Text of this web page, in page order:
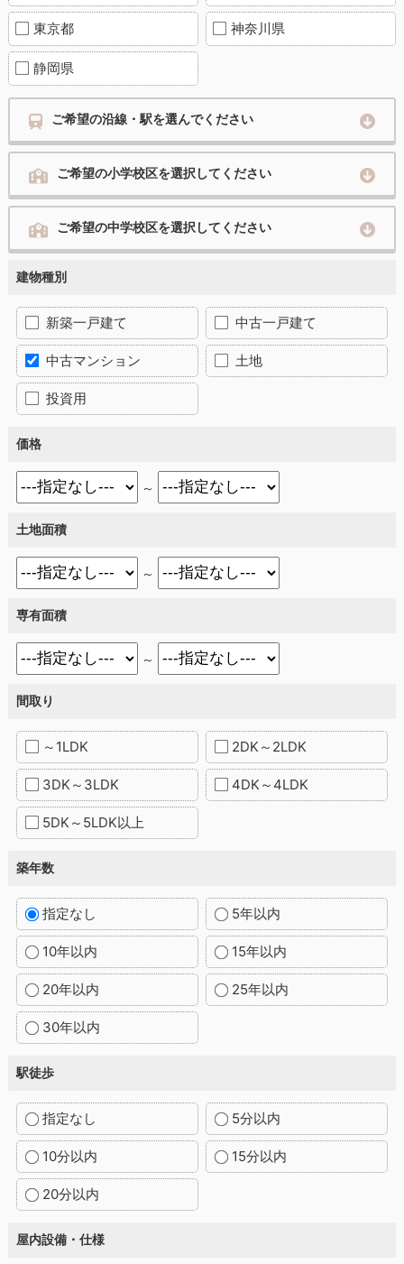
東京都 神奈川県
静岡県
ご希望の沿線・駅を選んでください
ご希望の小学校区を選択してください
ご希望の中学校区を選択してください
建物種別
新築一戸建て 中古一戸建て
中古マンション 土地
投資用
価格
～
土地面積
～
専有面積
～
間取り
～1LDK 2DK～2LDK
3DK～3LDK 4DK～4LDK
5DK～5LDK以上
築年数
指定なし 5年以内
10年以内 15年以内
20年以内 25年以内
30年以内
駅徒歩
指定なし 5分以内
10分以内 15分以内
20分以内
屋内設備・仕様